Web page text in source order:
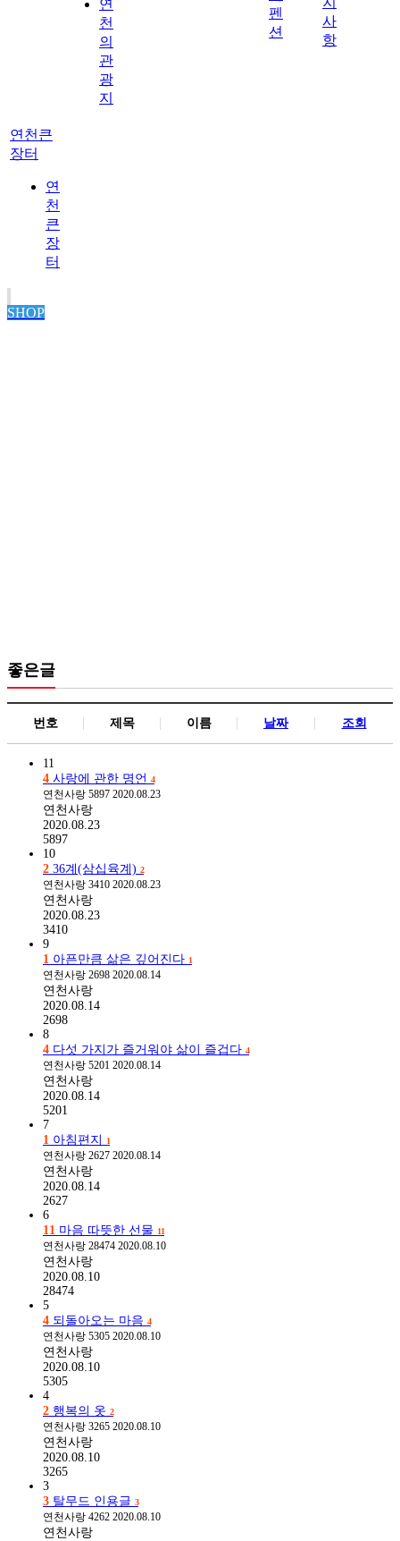
연
천
의
관
광
지
펜
션
사
항
연천큰
장터
연
천
큰
장
터
SHOP
좋은글
번호 제목 이름 날짜 조회
11
4 사랑에 관한 명언 4
연천사랑 5897 2020.08.23
연천사랑
2020.08.23
5897
10
2 36계(삼십육계) 2
연천사랑 3410 2020.08.23
연천사랑
2020.08.23
3410
9
1 아픈만큼 삶은 깊어진다 1
연천사랑 2698 2020.08.14
연천사랑
2020.08.14
2698
8
4 다섯 가지가 즐거워야 삶이 즐겁다 4
연천사랑 5201 2020.08.14
연천사랑
2020.08.14
5201
7
1 아침편지 1
연천사랑 2627 2020.08.14
연천사랑
2020.08.14
2627
6
11 마음 따뜻한 선물 11
연천사랑 28474 2020.08.10
연천사랑
2020.08.10
28474
5
4 되돌아오는 마음 4
연천사랑 5305 2020.08.10
연천사랑
2020.08.10
5305
4
2 행복의 옷 2
연천사랑 3265 2020.08.10
연천사랑
2020.08.10
3265
3
3 탈무드 인용글 3
연천사랑 4262 2020.08.10
연천사랑